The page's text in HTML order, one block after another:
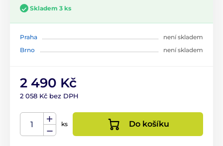
Skladem 3 ks
Praha
není skladem
Brno
není skladem
2 490 Kč
2 058 Kč bez DPH
ks Do košíku